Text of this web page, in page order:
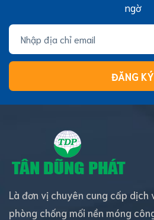
ngờ
ĐĂNG KÝ
Là đơn vị chuyên cung cấp dịch
phòng chống mối nền móng